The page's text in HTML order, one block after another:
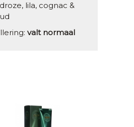
lila, cognac &
valt normaal